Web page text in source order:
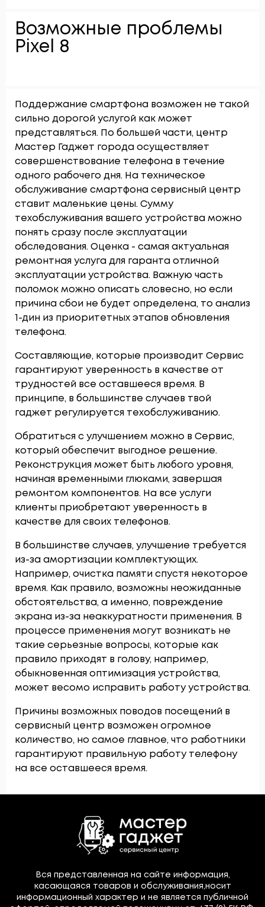
Возможные проблемы
Pixel 8
Поддержание смартфона возможен не такой
сильно дорогой услугой как может
представляться. По большей части, центр
Мастер Гаджет города осуществляет
совершенствование телефона в течение
одного рабочего дня. На техническое
обслуживание смартфона сервисный центр
ставит маленькие цены. Сумму
техобслуживания вашего устройства можно
понять сразу после эксплуатации
обследования. Оценка - самая актуальная
ремонтная услуга для гаранта отличной
эксплуатации устройства. Важную часть
поломок можно описать словесно, но если
причина сбои не будет определена, то анализ
1-дин из приоритетных этапов обновления
телефона.
Составляющие, которые производит Сервис
гарантируют уверенность в качестве от
трудностей все оставшееся время. В
принципе, в большинстве случаев твой
гаджет регулируется техобслуживанию.
Обратиться с улучшением можно в Сервис,
который обеспечит выгодное решение.
Реконструкция может быть любого уровня,
начиная временными глюками, завершая
ремонтом компонентов. На все услуги
клиенты приобретают уверенность в
качестве для своих телефонов.
В большинстве случаев, улучшение требуется
из-за амортизации комплектующих.
Например, очистка памяти спустя некоторое
время. Как правило, возможны неожиданные
обстоятельства, а именно, повреждение
экрана из-за неаккуратности применения. В
процессе применения могут возникать не
такие серьезные вопросы, которые как
правило приходят в голову, например,
обыкновенная оптимизация устройства,
может весомо исправить работу устройства.
Причины возможных поводов посещений в
сервисный центр возможен огромное
количество, но самое главное, что работники
гарантируют правильную работу телефону
на все оставшееся время.
Вся представленная на сайте информация,
касающаяся товаров и обслуживания,носит
информационный характер и не является публичной